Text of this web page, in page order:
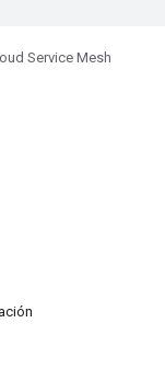
Service Mesh